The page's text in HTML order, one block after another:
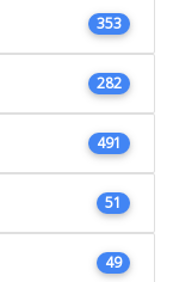
353
282
491
51
49